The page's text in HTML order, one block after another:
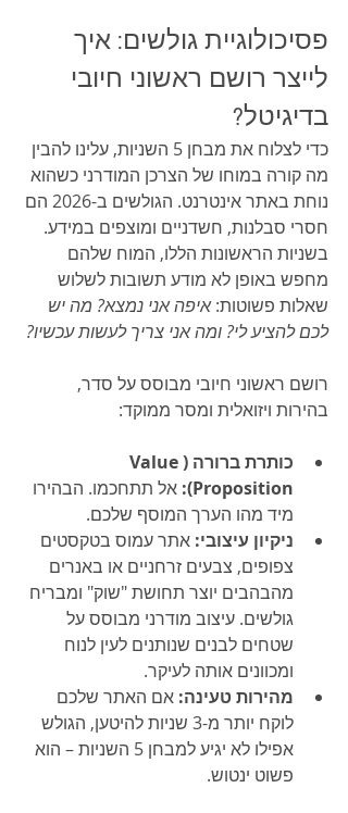
פסיכולוגיית גולשים: איך
לייצר רושם ראשוני חיובי
בדיגיטל?
כדי לצלוח את מבחן 5 השניות, עלינו להבין
מה קורה במוחו של הצרכן המודרני כשהוא
נוחת באתר אינטרנט. הגולשים ב-2026 הם
חסרי סבלנות, חשדניים ומוצפים במידע.
בשניות הראשונות הללו, המוח שלהם
מחפש באופן לא מודע תשובות לשלוש
שאלות פשוטות: איפה אני נמצא? מה יש
לכם להציע לי? ומה אני צריך לעשות עכשיו?
רושם ראשוני חיובי מבוסס על סדר,
בהירות ויזואלית ומסר ממוקד:
כותרת ברורה (Value
Proposition):
אל תתחכמו. הבהירו
מיד מהו הערך המוסף שלכם.
ניקיון עיצובי: אתר עמוס בטקסטים
צפופים, צבעים זרחניים או באנרים
מהבהבים יוצר תחושת "שוק" ומבריח
גולשים. עיצוב מודרני מבוסס על
שטחים לבנים שנותנים לעין לנוח
ומכוונים אותה לעיקר.
מהירות טעינה: אם האתר שלכם
לוקח יותר מ-3 שניות להיטען, הגולש
אפילו לא יגיע למבחן 5 השניות – הוא
פשוט ינטוש.